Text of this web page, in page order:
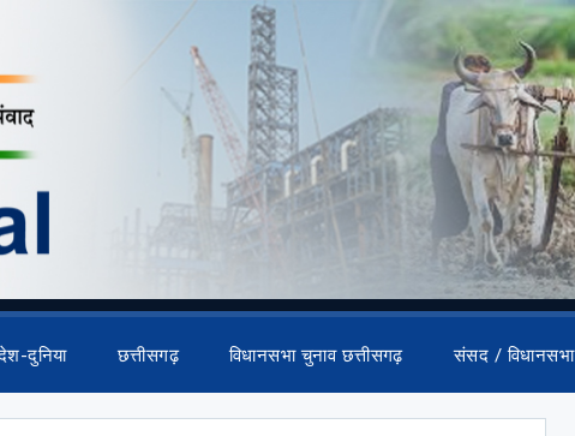
दुनिया छत्तीसगढ़ विधानसभा चुनाव छत्तीसगढ़ संसद / विधानसभा